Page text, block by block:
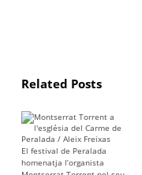
Related Posts
El festival de Peralada
homenatja l’organista